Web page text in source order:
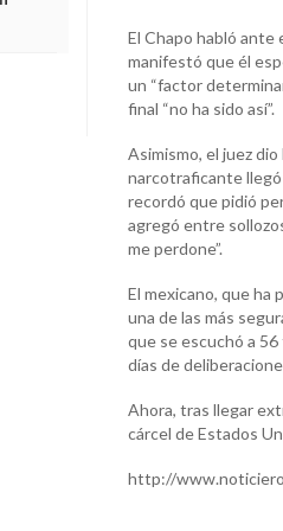
El Chapo habló ante
manifestó que él
un “factor
final “no ha sido así”.
Asimismo, el juez
narcotraficante llegó
recordó que pidió
agregó entre
me perdone”.
El mexicano, que ha
una de las más
que se escuchó a
días de
Ahora, tras llegar
cárcel de Estados
http://